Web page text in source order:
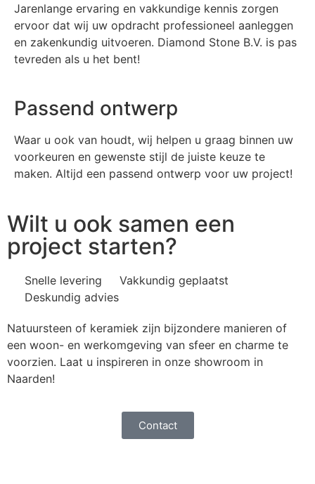
Jarenlange ervaring en vakkundige kennis zorgen
ervoor dat wij uw opdracht professioneel aanleggen
en zakenkundig uitvoeren. Diamond Stone B.V. is pas
tevreden als u het bent!
Passend ontwerp
Waar u ook van houdt, wij helpen u graag binnen uw
voorkeuren en gewenste stijl de juiste keuze te
maken. Altijd een passend ontwerp voor uw project!
Wilt u ook samen een
project starten?
Snelle levering
Vakkundig geplaatst
Deskundig advies
Natuursteen of keramiek zijn bijzondere manieren of
een woon- en werkomgeving van sfeer en charme te
voorzien. Laat u inspireren in onze showroom in
Naarden!
Contact